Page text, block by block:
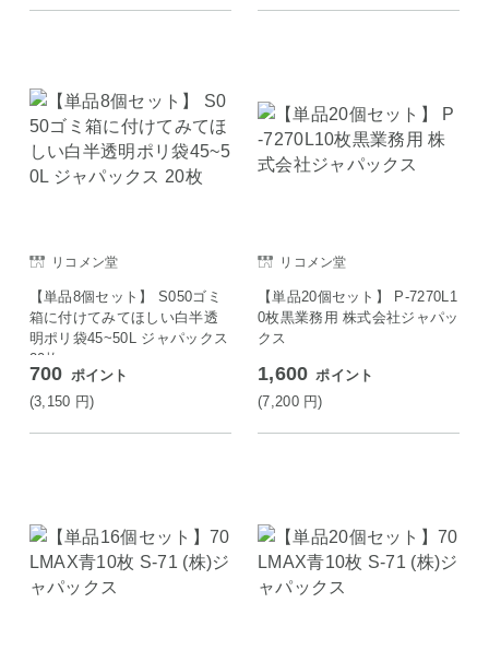
リコメン堂
【単品8個セット】 S050ゴミ
箱に付けてみてほしい白半透
明ポリ袋45~50L ジャパックス
20枚
700 ポイント
(3,150 円)
リコメン堂
【単品20個セット】 P-7270L1
0枚黒業務用 株式会社ジャパッ
クス
1,600 ポイント
(7,200 円)